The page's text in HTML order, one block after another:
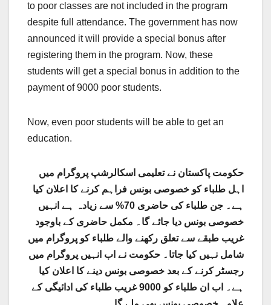
to poor classes are not included in the program
despite full attendance. The government has now
announced it will provide a special bonus after
registering them in the program. Now, these
students will get a special bonus in addition to the
payment of 9000 poor students.
Now, even poor students will be able to get an
education.
حکومت پاکستان نے تعلیمی اسکالرشپ پروگرام میں
اہل طلباء کو خصوصی بونس فراہم کرنے کا اعلان کیا
ہے۔ جن طلباء کی حاضری 70% سے زیادہ ہے انہیں
خصوصی بونس دیا جائے گا۔ مکمل حاضری کے باوجود
غریب طبقے سے تعلق رکھنے والے طلباء کو پروگرام میں
شامل نہیں کیا جاتا۔ حکومت نے اب انہیں پروگرام میں
رجسٹر کرنے کے بعد خصوصی بونس دینے کا اعلان کیا
ہے۔ اب ان طلباء کو 9000 غریب طلباء کی ادائیگی کے